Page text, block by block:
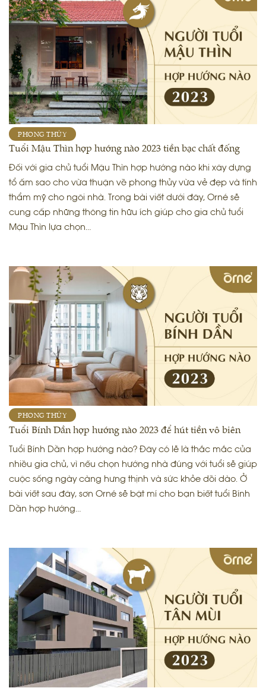
PHONG THỦY
Tuổi Mậu Thìn hợp hướng nào 2023 tiền bạc chất đống
Đối với gia chủ tuổi Mậu Thìn hợp hướng nào khi xây dựng
tổ ấm sao cho vừa thuận về phong thủy vừa vẻ đẹp và tính
thẩm mỹ cho ngôi nhà. Trong bài viết dưới đây, Orné sẽ
cung cấp những thông tin hữu ích giúp cho gia chủ tuổi
Mậu Thìn lựa chọn…
PHONG THỦY
Tuổi Bính Dần hợp hướng nào 2023 để hút tiền vô biên
Tuổi Bính Dần hợp hướng nào? Đây có lẽ là thắc mắc của
nhiều gia chủ, vì nếu chọn hướng nhà đúng với tuổi sẽ giúp
cuộc sống ngày càng hưng thịnh và sức khỏe dồi dào. Ở
bài viết sau đây, sơn Orné sẽ bật mí cho bạn biết tuổi Bính
Dần hợp hướng…